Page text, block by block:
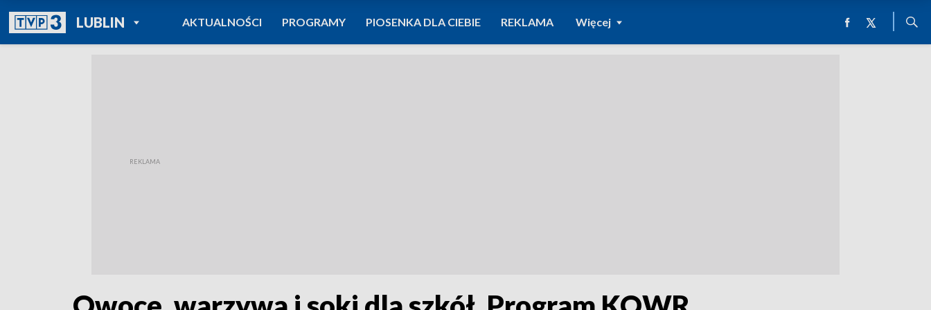
LUBLINPOWRÓT DO
TVP REGIONY
AKTUALNOŚCI PROGRAMY PIOSENKA DLA CIEBIE REKLAMA Więcej